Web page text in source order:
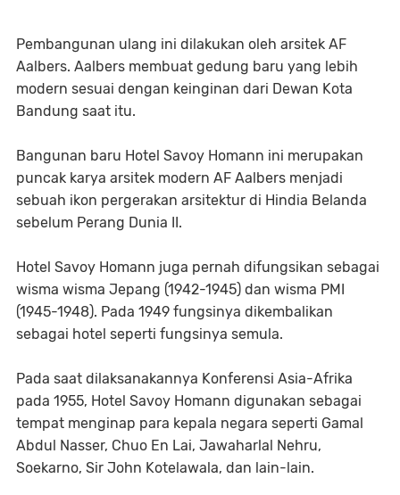
Pembangunan ulang ini dilakukan oleh arsitek AF
Aalbers. Aalbers membuat gedung baru yang lebih
modern sesuai dengan keinginan dari Dewan Kota
Bandung saat itu.
Bangunan baru Hotel Savoy Homann ini merupakan
puncak karya arsitek modern AF Aalbers menjadi
sebuah ikon pergerakan arsitektur di Hindia Belanda
sebelum Perang Dunia II.
Hotel Savoy Homann juga pernah difungsikan sebagai
wisma wisma Jepang (1942-1945) dan wisma PMI
(1945-1948). Pada 1949 fungsinya dikembalikan
sebagai hotel seperti fungsinya semula.
Pada saat dilaksanakannya Konferensi Asia-Afrika
pada 1955, Hotel Savoy Homann digunakan sebagai
tempat menginap para kepala negara seperti Gamal
Abdul Nasser, Chuo En Lai, Jawaharlal Nehru,
Soekarno, Sir John Kotelawala, dan lain-lain.